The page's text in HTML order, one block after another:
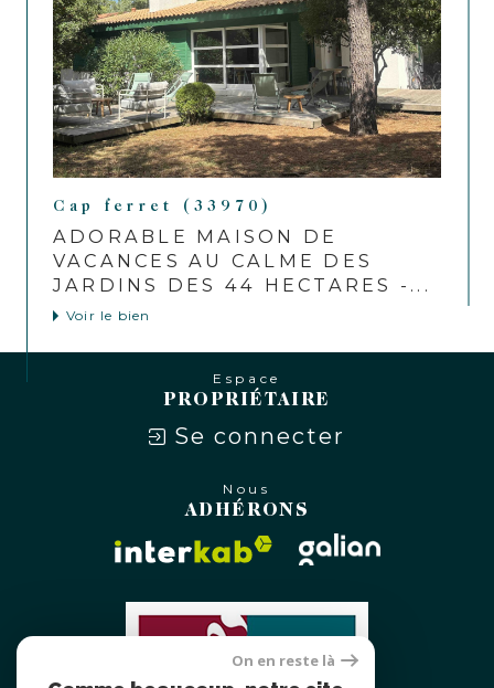
Cap ferret (33970)
ADORABLE MAISON DE
VACANCES AU CALME DES
JARDINS DES 44 HECTARES -...
Voir le bien
Espace
PROPRIÉTAIRE
Se connecter
Nous
ADHÉRONS
On en reste là